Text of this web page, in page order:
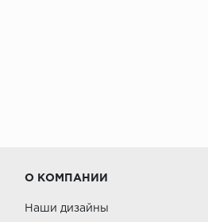
О КОМПАНИИ
Наши дизайны